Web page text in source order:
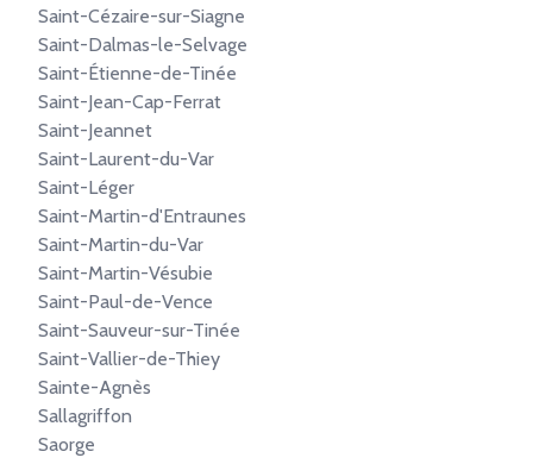
Saint-Cézaire-sur-Siagne
Saint-Dalmas-le-Selvage
Saint-Étienne-de-Tinée
Saint-Jean-Cap-Ferrat
Saint-Jeannet
Saint-Laurent-du-Var
Saint-Léger
Saint-Martin-d'Entraunes
Saint-Martin-du-Var
Saint-Martin-Vésubie
Saint-Paul-de-Vence
Saint-Sauveur-sur-Tinée
Saint-Vallier-de-Thiey
Sainte-Agnès
Sallagriffon
Saorge